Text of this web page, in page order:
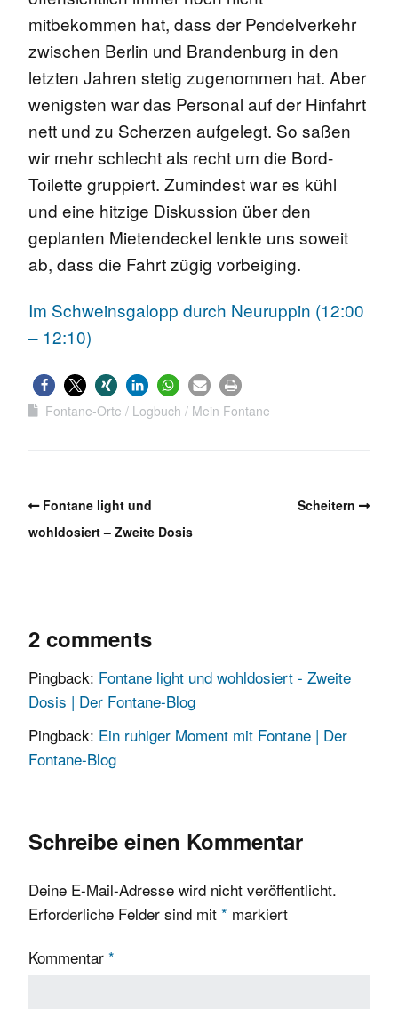
mitbekommen hat, dass der Pendelverkehr
zwischen Berlin und Brandenburg in den
letzten Jahren stetig zugenommen hat. Aber
wenigsten war das Personal auf der Hinfahrt
nett und zu Scherzen aufgelegt. So saßen
wir mehr schlecht als recht um die Bord-
Toilette gruppiert. Zumindest war es kühl
und eine hitzige Diskussion über den
geplanten Mietendeckel lenkte uns soweit
ab, dass die Fahrt zügig vorbeiging.
Im Schweinsgalopp durch Neuruppin (12:00
– 12:10)
Fontane-Orte Logbuch Mein Fontane
Fontane light und
wohldosiert – Zweite Dosis
Scheitern
2 comments
Pingback: Fontane light und wohldosiert - Zweite
Dosis | Der Fontane-Blog
Pingback: Ein ruhiger Moment mit Fontane | Der
Fontane-Blog
Schreibe einen Kommentar
Deine E-Mail-Adresse wird nicht veröffentlicht.
Erforderliche Felder sind mit * markiert
Kommentar *